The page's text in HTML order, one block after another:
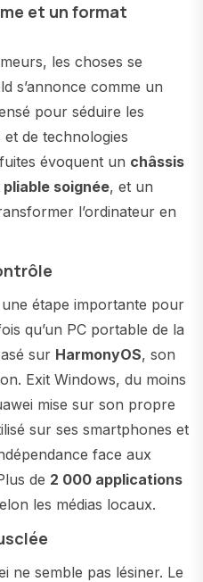
et un format
les choses se
s’annonce comme un
pour séduire les
de technologies
évoquent un châssis
soignée, et un
l’ordinateur en
étape importante pour
qu’un PC portable de la
sur HarmonyOS, son
Exit Windows, du moins
mise sur son propre
sur ses smartphones et
face aux
de 2 000 applications
les médias locaux.
ne semble pas lésiner. Le